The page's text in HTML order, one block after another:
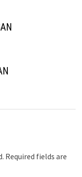
Required fields are